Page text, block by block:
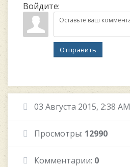
Войдите:
Отправить
03 Августа 2015, 2:38 AM
Просмотры: 12990
Комментарии: 0